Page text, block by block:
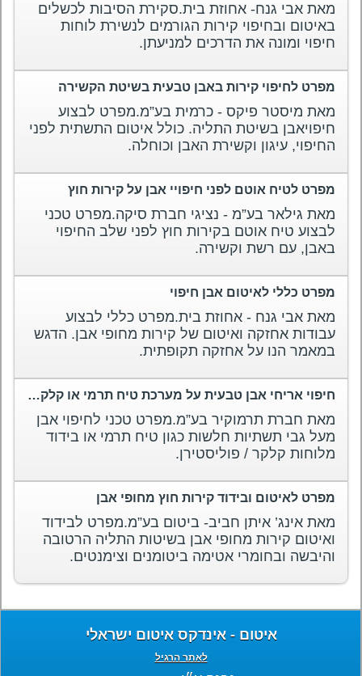
מאת אבי גנח- אחוזת בית.סקירת הסיבות לכשלים
באיטום ובחיפוי קירות הגורמים לנשירת לוחות
חיפוי ומונה את הדרכים למניעתן.
מפרט לחיפוי קירות באבן טבעית בשיטת הקשירה
מאת מיסטר פיקס - כרמית בע”מ.מפרט לבצוע
חיפויאבן בשיטת התליה. כולל איטום התשתית לפני
החיפוי, עיגון וקשירת האבן וכוחלה.
מפרט לטיח אוטם לפני חיפויי אבן על קירות חוץ
מאת גילאר בע”מ - נציגי חברת סיקה.מפרט טכני
לבצוע טיח אוטם בקירות חוץ לפני שלב החיפוי
באבן, עם רשת וקשירה.
מפרט כללי לאיטום אבן חיפוי
מאת אבי גנח - אחוזת בית.מפרט כללי לבצוע
עבודות אחזקה ואיטום של קירות מחופי אבן. הדגש
במאמר הנו על אחזקה תקופתית.
חיפוי אריחי אבן טבעית על מערכת טיח תרמי או קלקר (תשתית חלשה)
מאת חברת תרמוקיר בע”מ.מפרט טכני לחיפוי אבן
מעל גבי תשתיות חלשות כגון טיח תרמי או בידוד
מלוחות קלקר / פוליסטירן.
מפרט לאיטום ובידוד קירות חוץ מחופי אבן
מאת אינג’ איתן חביב- ביטום בע”מ.מפרט לבידוד
ואיטום קירות מחופי אבן בשיטות התליה הרטובה
והיבשה ובחומרי אטימה ביטומנים וצימנטים.
איטום - אינדקס איטום ישראלי
לאתר הרגיל